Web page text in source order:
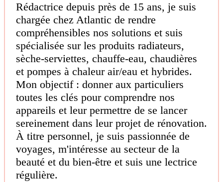
Rédactrice depuis près de 15 ans, je suis
chargée chez Atlantic de rendre
compréhensibles nos solutions et suis
spécialisée sur les produits radiateurs,
sèche-serviettes, chauffe-eau, chaudières
et pompes à chaleur air/eau et hybrides.
Mon objectif : donner aux particuliers
toutes les clés pour comprendre nos
appareils et leur permettre de se lancer
sereinement dans leur projet de rénovation.
À titre personnel, je suis passionnée de
voyages, m'intéresse au secteur de la
beauté et du bien-être et suis une lectrice
régulière.